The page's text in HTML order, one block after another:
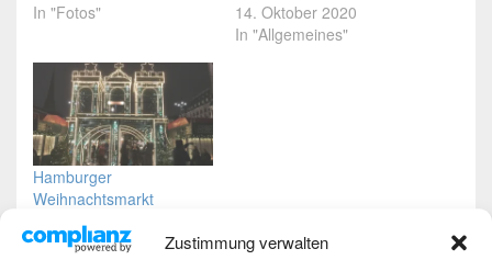
Zustimmung verwalten
In "Fotos"
14. Oktober 2020
In "Allgemeines"
Hamburger
Weihnachtsmarkt
12. Dezember 2017
In "Fotos"